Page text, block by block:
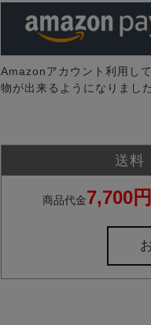
Amazonアカウント利用し
物が出来るようになりました
送料
商品代金7,700円